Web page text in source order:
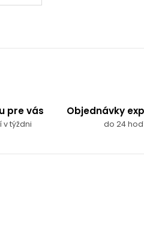
pre vás
v týždni
Objednávky
do 24